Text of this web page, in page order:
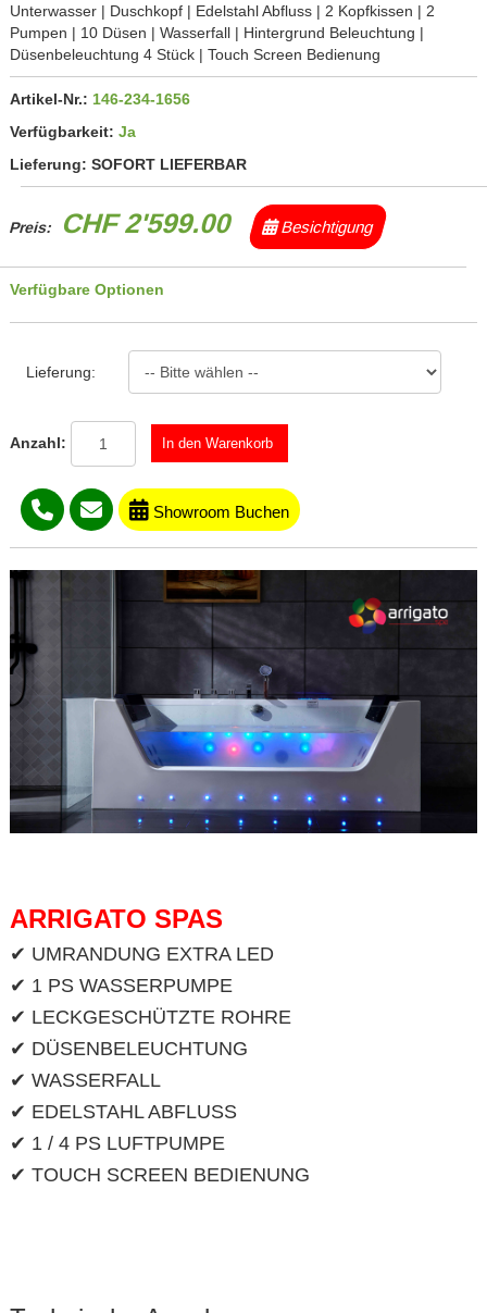
Unterwasser | Duschkopf | Edelstahl Abfluss | 2 Kopfkissen | 2
Pumpen | 10 Düsen | Wasserfall | Hintergrund Beleuchtung |
Düsenbeleuchtung 4 Stück | Touch Screen Bedienung
Artikel-Nr.: 146-234-1656
Verfügbarkeit: Ja
Lieferung: SOFORT LIEFERBAR
Preis: CHF 2'599.00 Besichtigung
Verfügbare Optionen
Lieferung:
Anzahl:
Showroom Buchen
ARRIGATO SPAS
✔ UMRANDUNG EXTRA LED
✔ 1 PS WASSERPUMPE
✔ LECKGESCHÜTZTE ROHRE
✔ DÜSENBELEUCHTUNG
✔ WASSERFALL
✔ EDELSTAHL ABFLUSS
✔ 1 / 4 PS LUFTPUMPE
✔ TOUCH SCREEN BEDIENUNG